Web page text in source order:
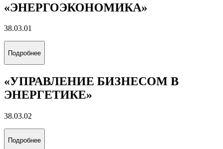
«ЭНЕРГОЭКОНОМИКА»
38.03.01
Подробнее
«УПРАВЛЕНИЕ БИЗНЕСОМ В
ЭНЕРГЕТИКЕ»
38.03.02
Подробнее